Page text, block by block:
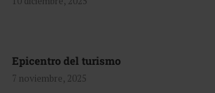
Epicentro del turismo
7 noviembre, 2025